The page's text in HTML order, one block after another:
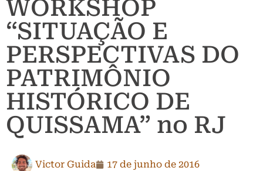
WORKSHOP
“SITUAÇÃO E
PERSPECTIVAS DO
PATRIMÔNIO
HISTÓRICO DE
QUISSAMA” no RJ
Victor Guida 17 de junho de 2016